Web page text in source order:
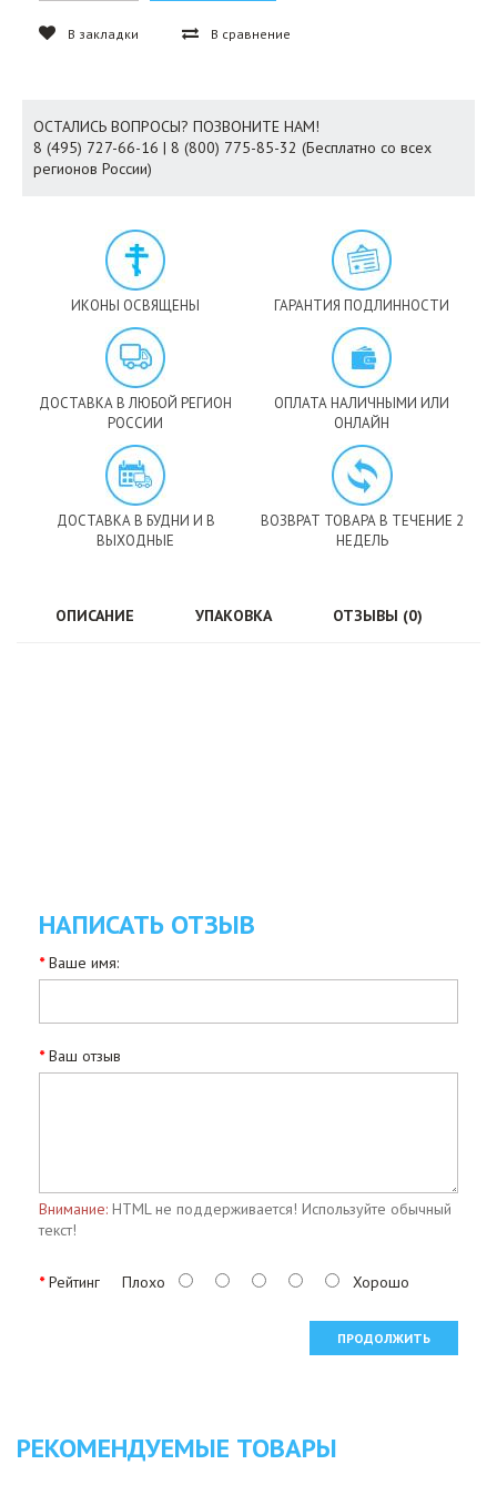
В закладки В сравнение
ОСТАЛИСЬ ВОПРОСЫ? ПОЗВОНИТЕ НАМ!
8 (495) 727-66-16 | 8 (800) 775-85-32 (Бесплатно со всех
регионов России)
ИКОНЫ ОСВЯЩЕНЫ ГАРАНТИЯ ПОДЛИННОСТИ
ДОСТАВКА В ЛЮБОЙ РЕГИОН
РОССИИ
ОПЛАТА НАЛИЧНЫМИ ИЛИ
ОНЛАЙН
ДОСТАВКА В БУДНИ И В
ВЫХОДНЫЕ
ВОЗВРАТ ТОВАРА В ТЕЧЕНИЕ 2
НЕДЕЛЬ
ОПИСАНИЕ УПАКОВКА ОТЗЫВЫ (0)
НАПИСАТЬ ОТЗЫВ
Ваше имя:
Ваш отзыв
Внимание: HTML не поддерживается! Используйте обычный
текст!
Рейтинг Плохо Хорошо
ПРОДОЛЖИТЬ
РЕКОМЕНДУЕМЫЕ ТОВАРЫ